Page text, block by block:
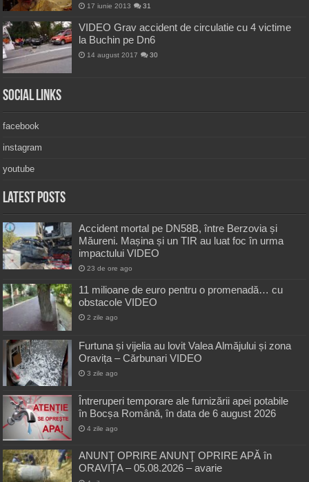
17 iunie 2013 31
VIDEO Grav accident de circulatie cu 4 victime
la Buchin pe Dn6
14 august 2017 30
Social Links
facebook
instagram
youtube
Latest Posts
Accident mortal pe DN58B, între Berzovia și
Măureni. Mașina și un TIR au luat foc în urma
impactului VIDEO
23 de ore ago
11 milioane de euro pentru o promenadă… cu
obstacole VIDEO
2 zile ago
Furtuna și vijelia au lovit Valea Almăjului și zona
Oravița – Cărbunari VIDEO
3 zile ago
Întreruperi temporare ale furnizării apei potabile
în Bocșa Română, în data de 6 august 2026
4 zile ago
ANUNŢ OPRIRE ANUNŢ OPRIRE APĂ în
ORAVIȚA – 05.08.2026 – avarie